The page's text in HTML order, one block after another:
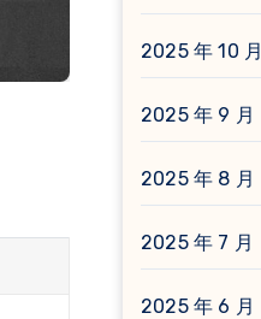
2025 年 10 月
2025 年 9 月
2025 年 8 月
2025 年 7 月
2025 年 6 月